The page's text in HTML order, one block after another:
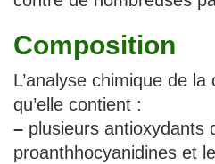
Composition
L’analyse chimique de
qu’elle contient :
– plusieurs antioxydants
proanthhocyanidines et